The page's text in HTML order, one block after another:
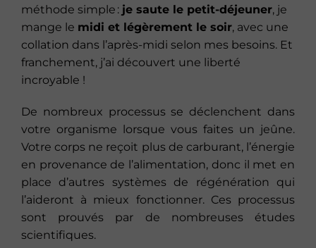
méthode simple : je saute le petit-déjeuner, je
mange le midi et légèrement le soir, avec une
collation dans l’après-midi selon mes besoins. Et
franchement, j’ai découvert une liberté
incroyable !
De nombreux processus se déclenchent dans
votre organisme lorsque vous faites un jeûne.
Votre corps ne reçoit plus de carburant, l’énergie
en provenance de l’alimentation, donc il met en
place d’autres systèmes de régénération qui
l’aideront à mieux fonctionner. Ces processus
sont prouvés par de nombreuses études
scientifiques.